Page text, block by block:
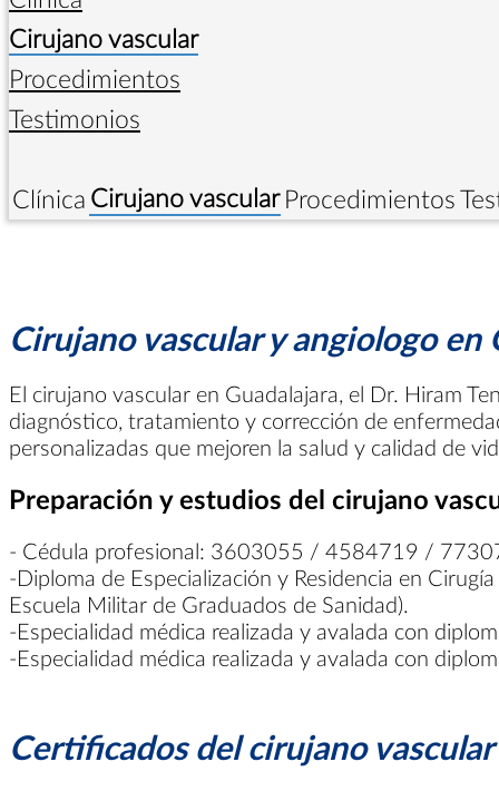
Cirujano vascular
Procedimientos
Testimonios
Clínica Cirujano vascular Procedimientos
Cirujano vascular y angiologo en
El cirujano vascular en Guadalajara, el Dr. Hiram
diagnóstico, tratamiento y corrección de
personalizadas que mejoren la salud y calidad de
Preparación y estudios del cirujano
- Cédula profesional: 3603055 / 4584719 /
-Diploma de Especialización y Residencia en
Escuela Militar de Graduados de Sanidad).
-Especialidad médica realizada y avalada con
-Especialidad médica realizada y avalada con
Certificados del cirujano